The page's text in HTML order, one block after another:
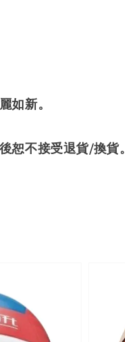
如新。
恕不接受退貨/換貨。